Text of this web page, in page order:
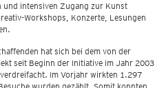
und intensiven Zugang zur Kunst
Workshops, Konzerte, Lesungen
hat sich bei dem von der
seit Beginn der Initiative im Jahr 2003
Im Vorjahr wirkten 1.297